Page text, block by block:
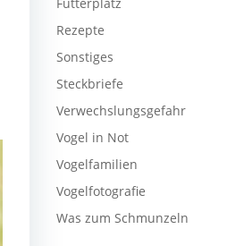
Rezepte
Sonstiges
Steckbriefe
Verwechslungsgefahr
Vogel in Not
Vogelfamilien
Vogelfotografie
Was zum Schmunzeln